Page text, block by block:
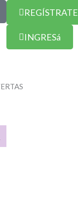
REGÍSTRATE
INGRESá